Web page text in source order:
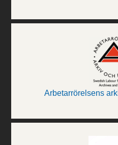
Arbetarrörelsens